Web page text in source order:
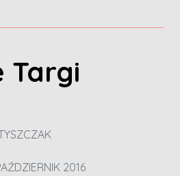
Targi
2016